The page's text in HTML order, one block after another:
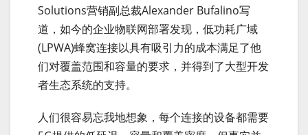
Solutions营销副总裁Alexander Bufalino写
道，如今的企业物联网部署发现，低功耗广域
(LPWA)蜂窝连接以具有吸引力的成本满足了他
们对覆盖范围和容量的要求，并得到了大型开发
者生态系统的支持。
人们很容易忘我地想象，每个连接的设备都需要